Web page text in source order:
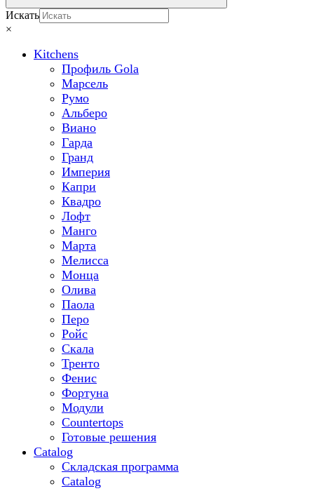
Искать
×
Kitchens
Профиль Gola
Марсель
Румо
Альберо
Виано
Гарда
Гранд
Империя
Капри
Квадро
Лофт
Манго
Марта
Мелисса
Монца
Олива
Паола
Перо
Ройс
Скала
Тренто
Фенис
Фортуна
Модули
Countertops
Готовые решения
Catalog
Складская программа
Catalog